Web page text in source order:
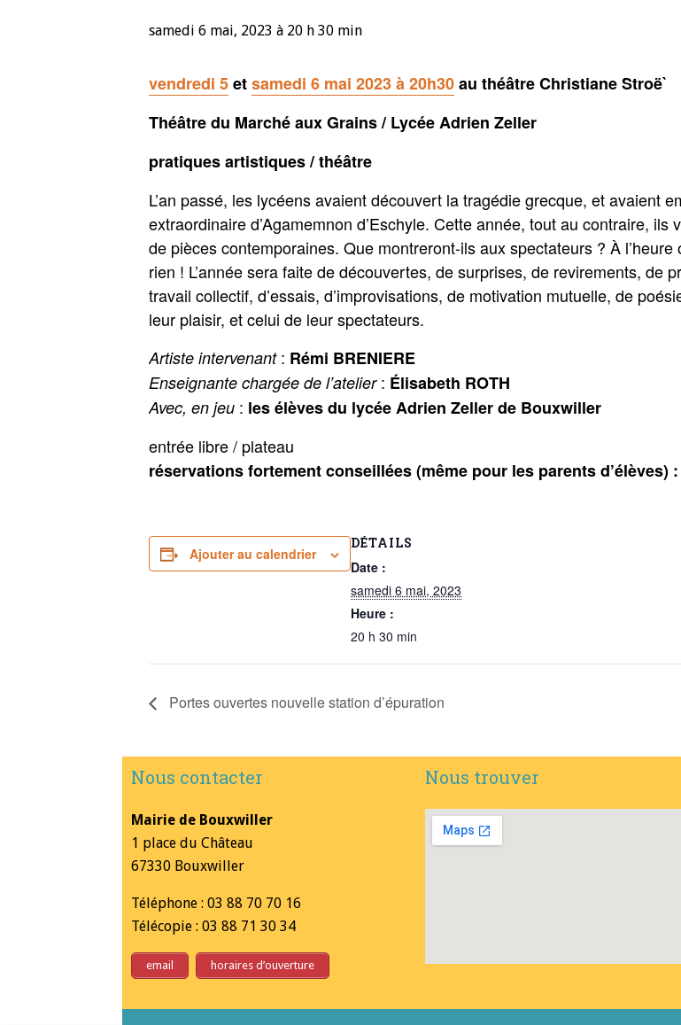
samedi 6 mai, 2023 à 20 h 30 min
vendredi 5etsamedi 6 mai 2023 à 20h30au théâtre Christiane Stroë`
Théâtre du Marché aux Grains / Lycée Adrien Zeller
pratiques artistiques / théâtre
L’an passé, les lycéens avaient découvert la tragédie grecque, et avaient
extraordinaire d’Agamemnon d’Eschyle. Cette année, tout au contraire,
de pièces contemporaines. Que montreront-ils aux spectateurs ? À
rien ! L’année sera faite de découvertes, de surprises, de revirements, de
travail collectif, d’essais, d’improvisations, de motivation mutuelle, de
leur plaisir, et celui de leur spectateurs.
Artiste intervenant: Rémi BRENIERE
Enseignante chargée de l’atelier: Élisabeth ROTH
Avec, en jeu : les élèves du lycée Adrien Zeller de Bouxwiller
entrée libre / plateau
réservations fortement conseillées (même pour les parents d’élèves) :
Ajouter au calendrier
DÉTAILS
Date :
samedi 6 mai, 2023
Heure :
20 h 30 min
Portes ouvertes nouvelle station d’épuration
Nous contacter
Mairie de Bouxwiller
1 place du Château
67330 Bouxwiller
Téléphone : 03 88 70 70 16
Télécopie : 03 88 71 30 34
email horaires d’ouverture
Nous trouver